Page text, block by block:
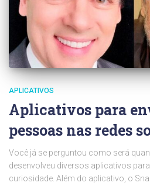
APLICATIVOS
Aplicativos para
pessoas nas redes
Você já se perguntou como será
desenvolveu diversos aplicativos
curiosidade. Além do aplicativo, o